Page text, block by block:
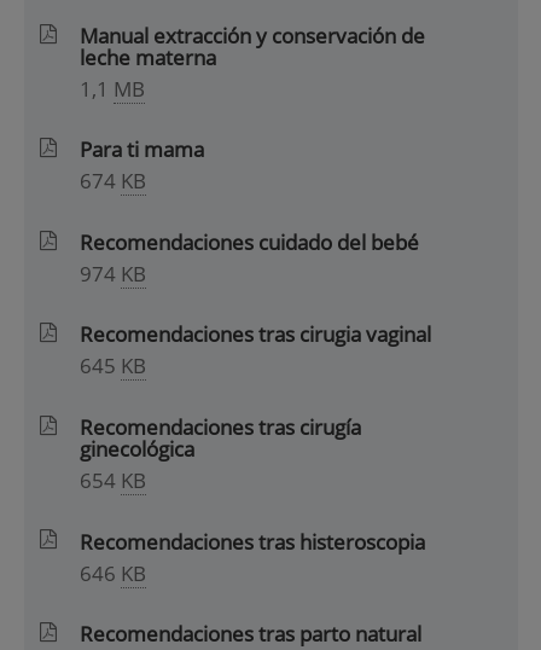
Manual extracción y conservación de
leche materna
1,1 MB
Para ti mama
674 KB
Recomendaciones cuidado del bebé
974 KB
Recomendaciones tras cirugia vaginal
645 KB
Recomendaciones tras cirugía
ginecológica
654 KB
Recomendaciones tras histeroscopia
646 KB
Recomendaciones tras parto natural